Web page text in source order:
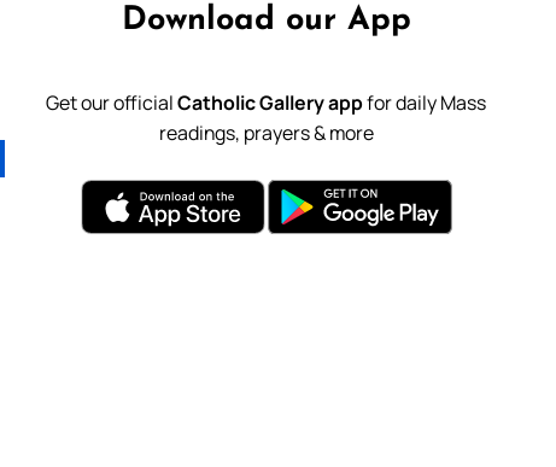
Download our App
Get our officialCatholic Gallery appfor daily Mass
readings, prayers & more